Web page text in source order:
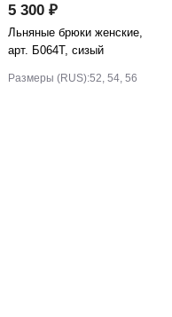
5 300 ₽
Льняные брюки женские,
арт. Б064Т, сизый
Размеры (RUS):52, 54, 56